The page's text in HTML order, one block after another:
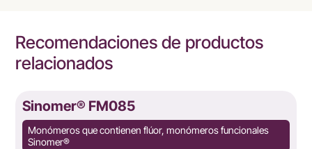
Recomendaciones de productos
relacionados
Sinomer® FM085
Monómeros que contienen flúor, monómeros funcionales
Sinomer®